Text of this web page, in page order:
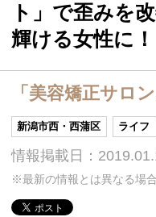
ト」で歪みを
輝ける女性に
「美容矯正サロ
新潟市西・西蒲区 ライフ
情報掲載日：
※最新の情報とは異なる場